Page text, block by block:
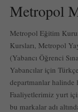
Metropol
Metropol Eğitim
Kursları, Metropol
(Yabancı Öğrenci
Yabancılar için
departmanlar halinde
Faaliyetlerimiz yurt
bu markalar adı